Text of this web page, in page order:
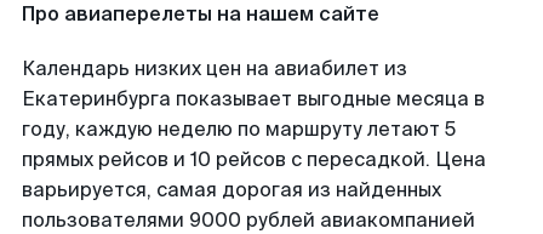
Про авиаперелеты на нашем сайте
Календарь низких цен на авиабилет из
Екатеринбурга показывает выгодные месяца в
году, каждую неделю по маршруту летают 5
прямых рейсов и 10 рейсов с пересадкой. Цена
варьируется, самая дорогая из найденных
пользователями 9000 рублей авиакомпанией